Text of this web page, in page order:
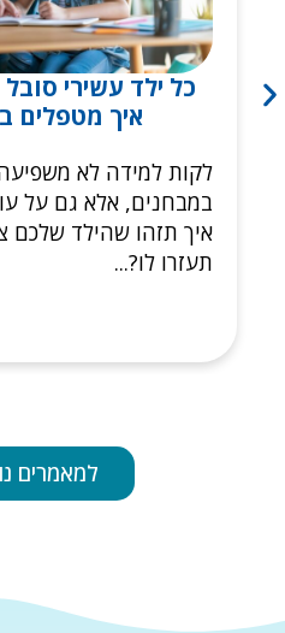
כל ילד עשירי
איך מטפלים
לקות למידה לא
במבחנים, אלא גם על
איך תזהו שהילד שלכם
תעזרו לו?...
למאמרים